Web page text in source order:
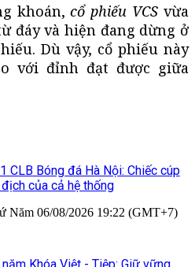
khoán,cổ phiếu VCS vừa
đáy và hiện đang dừng ở
Dù vậy, cổ phiếu này
với đỉnh đạt được giữa
CLB Bóng đá Hà Nội: Chiếc cúp
của cả hệ thống
Năm 06/08/2026 19:22 (GMT+7)